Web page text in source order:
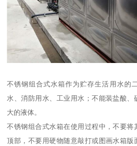
不锈钢组合式水箱作为贮存生活用水的
水、消防用水、工业用水；不能装盐酸、
大的液体。
不锈钢组合式水箱在使用过程中，不要将
顶部，不要用硬物随意敲打或图画水箱版